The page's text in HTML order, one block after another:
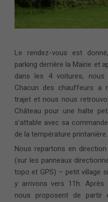
Le rendez-vous est
parking derrière la Mairie et
dans les 4 voitures,
Chacun des chauffeurs a
trajet et nous nous
Château pour une halte
s’attable avec sa
de la température printanière.
Nous repartons en
(sur les panneaux
topo et GPS) – petit village
y arrivons vers 11h. Après
nous proposent de partir